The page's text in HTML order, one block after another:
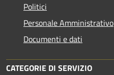
Politici
Personale Amministrativo
Documenti e dati
CATEGORIE DI SERVIZIO